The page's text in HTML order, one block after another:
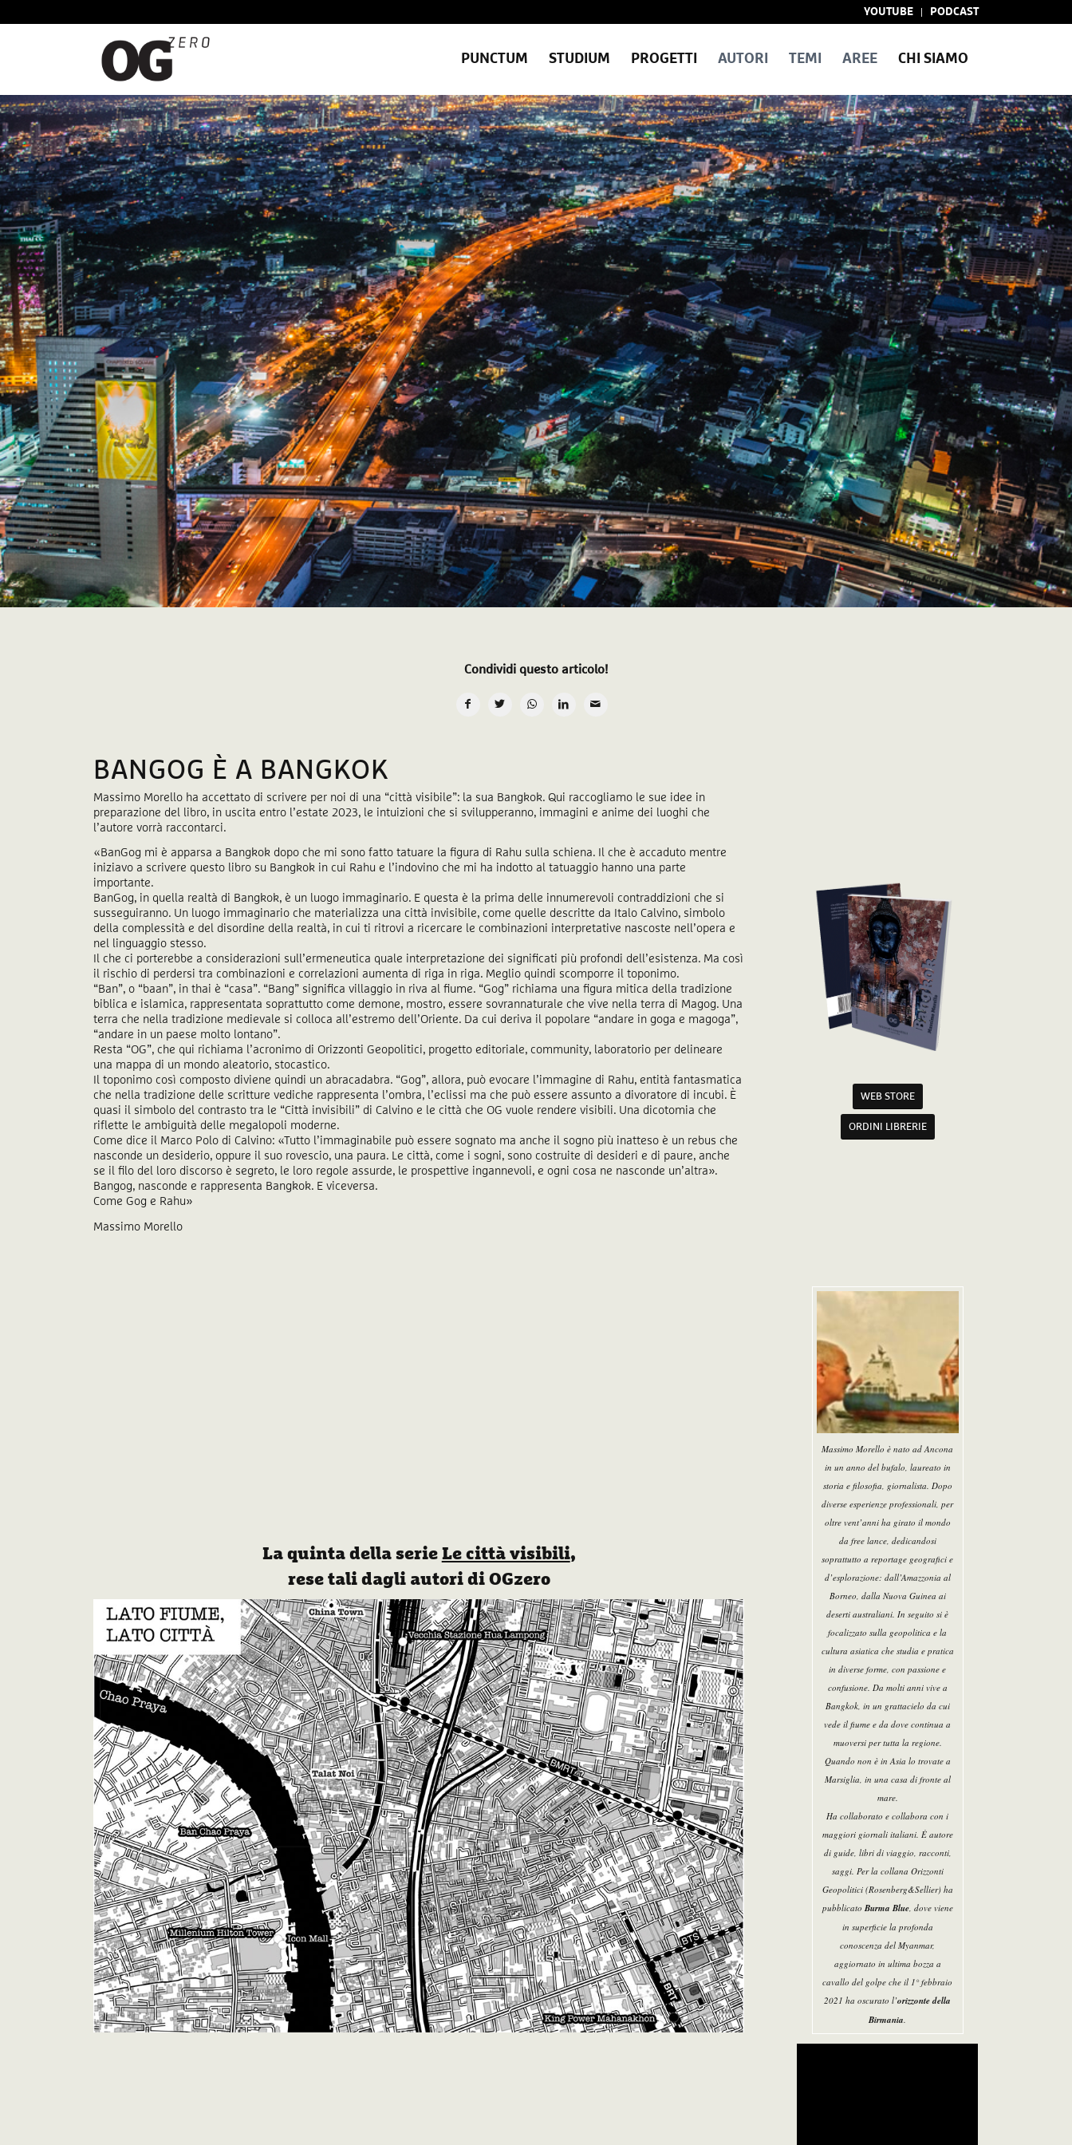
YOUTUBE PODCAST
PUNCTUM STUDIUM PROGETTI AUTORI TEMI AREE CHI SIAMO
Condividi questo articolo!
BANGOG È A BANGKOK
Massimo Morello ha accettato di scrivere per noi di una “città visibile”: la sua Bangkok. Qui raccogliamo le sue idee in
preparazione del libro, in uscita entro l’estate 2023, le intuizioni che si svilupperanno, immagini e anime dei luoghi che
l’autore vorrà raccontarci.
«BanGog mi è apparsa a Bangkok dopo che mi sono fatto tatuare la figura di Rahu sulla schiena. Il che è accaduto mentre
iniziavo a scrivere questo libro su Bangkok in cui Rahu e l’indovino che mi ha indotto al tatuaggio hanno una parte
importante.
BanGog, in quella realtà di Bangkok, è un luogo immaginario. E questa è la prima delle innumerevoli contraddizioni che si
susseguiranno. Un luogo immaginario che materializza una città invisibile, come quelle descritte da Italo Calvino, simbolo
della complessità e del disordine della realtà, in cui ti ritrovi a ricercare le combinazioni interpretative nascoste nell’opera e
nel linguaggio stesso.
Il che ci porterebbe a considerazioni sull’ermeneutica quale interpretazione dei significati più profondi dell’esistenza. Ma così
il rischio di perdersi tra combinazioni e correlazioni aumenta di riga in riga. Meglio quindi scomporre il toponimo.
“Ban”, o “baan”, in thai è “casa”. “Bang” significa villaggio in riva al fiume. “Gog” richiama una figura mitica della tradizione
biblica e islamica, rappresentata soprattutto come demone, mostro, essere sovrannaturale che vive nella terra di Magog. Una
terra che nella tradizione medievale si colloca all’estremo dell’Oriente. Da cui deriva il popolare “andare in goga e magoga”,
“andare in un paese molto lontano”.
Resta “OG”, che qui richiama l’acronimo di Orizzonti Geopolitici, progetto editoriale, community, laboratorio per delineare
una mappa di un mondo aleatorio, stocastico.
Il toponimo così composto diviene quindi un abracadabra. “Gog”, allora, può evocare l’immagine di Rahu, entità fantasmatica
che nella tradizione delle scritture vediche rappresenta l’ombra, l’eclissi ma che può essere assunto a divoratore di incubi. È
quasi il simbolo del contrasto tra le “Città invisibili” di Calvino e le città che OG vuole rendere visibili. Una dicotomia che
riflette le ambiguità delle megalopoli moderne.
Come dice il Marco Polo di Calvino: «Tutto l’immaginabile può essere sognato ma anche il sogno più inatteso è un rebus che
nasconde un desiderio, oppure il suo rovescio, una paura. Le città, come i sogni, sono costruite di desideri e di paure, anche
se il filo del loro discorso è segreto, le loro regole assurde, le prospettive ingannevoli, e ogni cosa ne nasconde un’altra».
Bangog, nasconde e rappresenta Bangkok. E viceversa.
Come Gog e Rahu»
Massimo Morello
WEB STORE
ORDINI LIBRERIE
La quinta della serie Le città visibili,
rese tali dagli autori di OGzero
Massimo Morello è nato ad Ancona
in un anno del bufalo, laureato in
storia e filosofia, giornalista. Dopo
diverse esperienze professionali, per
oltre vent’anni ha girato il mondo
da free lance, dedicandosi
soprattutto a reportage geografici e
d’esplorazione: dall’Amazzonia al
Borneo, dalla Nuova Guinea ai
deserti australiani. In seguito si è
focalizzato sulla geopolitica e la
cultura asiatica che studia e pratica
in diverse forme, con passione e
confusione. Da molti anni vive a
Bangkok, in un grattacielo da cui
vede il fiume e da dove continua a
muoversi per tutta la regione.
Quando non è in Asia lo trovate a
Marsiglia, in una casa di fronte al
mare.
Ha collaborato e collabora con i
maggiori giornali italiani. È autore
di guide, libri di viaggio, racconti,
saggi. Per la collana Orizzonti
Geopolitici (Rosenberg&Sellier) ha
pubblicato Burma Blue, dove viene
in superficie la profonda
conoscenza del Myanmar,
aggiornato in ultima bozza a
cavallo del golpe che il 1° febbraio
2021 ha oscurato l’orizzonte della
Birmania.